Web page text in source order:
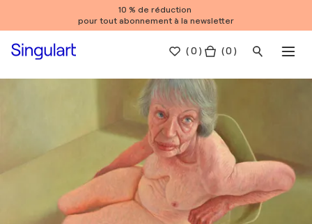
10 % de réduction
pour tout abonnement à la newsletter
(0 ) ( 0 )